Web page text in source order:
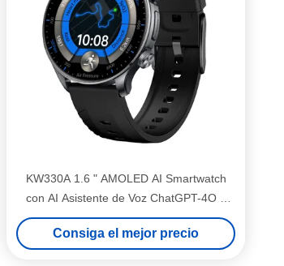
KW330A 1.6 " AMOLED AI Smartwatch
con AI Asistente de Voz ChatGPT-4O y
170+ modos deportivos GPS Reloj
deportivo
Consiga el mejor precio